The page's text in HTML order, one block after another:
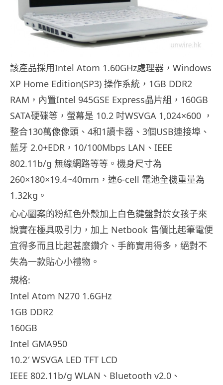
該產品採用Intel Atom 1.60GHz處理器，Windows
XP Home Edition(SP3) 操作系統，1GB DDR2
RAM，內置Intel 945GSE Express晶片組，160GB
SATA硬碟等，螢幕是 10.2 吋WSVGA 1,024×600 ，
整合130萬像像頭、4和1讀卡器、3個USB連接埠、
藍牙 2.0+EDR，10/100Mbps LAN、IEEE
802.11b/g 無線網路等等。機身尺寸為
260×180×19.4~40mm，連6-cell 電池全機重量為
1.32kg。
心心圖案的粉紅色外殼加上白色鍵盤對於女孩子來
說實在極具吸引力，加上 Netbook 售價比起筆電便
宜得多而且比起甚麼鑽介、手飾實用得多，絕對不
失為一款貼心小禮物。
規格:
Intel Atom N270 1.6GHz
1GB DDR2
160GB
Intel GMA950
10.2′ WSVGA LED TFT LCD
IEEE 802.11b/g WLAN、Bluetooth v2.0、